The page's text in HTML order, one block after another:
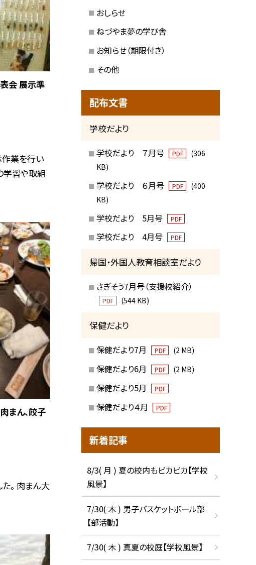
会 展示準
作業を行い
学習や取組
まん、餃子
。 肉まん大
おしらせ
ねづやま夢の学び舎
お知らせ（期限付き）
その他
配布文書
学校だより
学校だより ７月号 PDF
(306
KB)
学校だより ６月号 PDF
(400
KB)
学校だより 5月号 PDF
学校だより 4月号 PDF
帰国・外国人教育相談室だより
さぎそう7月号（支援校紹介）
PDF (544 KB)
保健だより
保健だより7月 PDF (2 MB)
保健だより6月 PDF (2 MB)
保健だより5月 PDF
保健だより４月 PDF
新着記事
8/3( 月 ) 夏の校内もピカピカ【学校
風景】
7/30( 木 ) 男子バスケットボール部
【部活動】
7/30( 木 ) 真夏の校庭【学校風景】